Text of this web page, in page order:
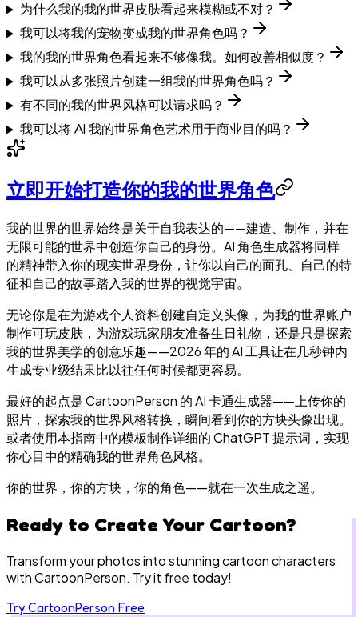
为什么我的我的世界皮肤看起来模糊或不对？
我可以将我的宠物变成我的世界角色吗？
我的我的世界角色看起来不够像我。如何改善相似度？
我可以从多张照片创建一组我的世界角色吗？
有不同的我的世界风格可以请求吗？
我可以将 AI 我的世界角色艺术用于商业目的吗？
立即开始打造你的我的世界角色
我的世界的世界始终是关于自我表达的——建造、制作，并在
无限可能的世界中创造你自己的身份。AI 角色生成器将同样
的精神带入你的现实世界身份，让你以自己的面孔、自己的特
征和自己的故事踏入我的世界的视觉宇宙。
无论你是在为游戏个人资料创建自定义头像，为我的世界账户
制作可玩皮肤，为游戏玩家朋友准备生日礼物，还是只是探索
我的世界美学的创意乐趣——2026 年的 AI 工具让在几秒钟内
生成专业级结果比以往任何时候都更容易。
最好的起点是 CartoonPerson 的 AI 卡通生成器——上传你的
照片，探索我的世界风格转换，瞬间看到你的方块头像出现。
或者使用本指南中的模板制作详细的 ChatGPT 提示词，实现
你心目中的精确我的世界角色风格。
你的世界，你的方块，你的角色——就在一次生成之遥。
Ready to Create Your Cartoon?
Transform your photos into stunning cartoon characters
with CartoonPerson. Try it free today!
Try CartoonPerson Free